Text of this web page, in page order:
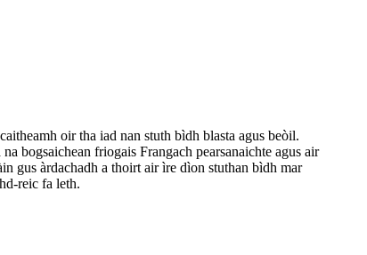
oir tha iad nan stuth bìdh blasta agus beòil.
bogsaichean friogais Frangach pearsanaichte agus air
gus àrdachadh a thoirt air ìre dìon stuthan bìdh mar
reic fa leth.